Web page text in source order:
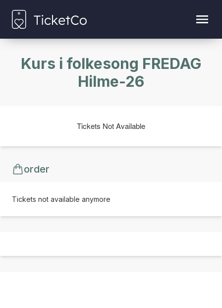
Kurs i folkesong FREDAG
Hilme-26
Tickets Not Available
order
Tickets not available anymore